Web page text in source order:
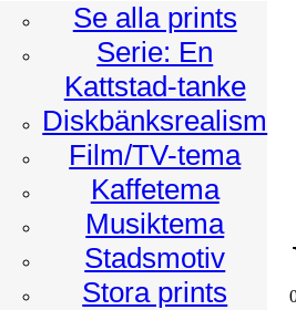
Se alla prints
Serie: En
Kattstad-tanke
Diskbänksrealism
Film/TV-tema
Kaffetema
Musiktema
Stadsmotiv
Stora prints